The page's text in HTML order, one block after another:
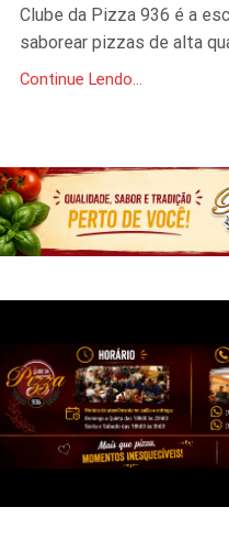
Clube da Pizza 936 é a
saborear pizzas de alta
Continue Lendo...